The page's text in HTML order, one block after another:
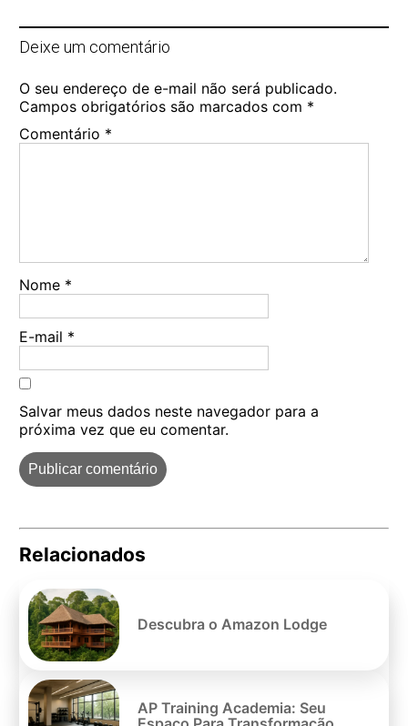
Deixe um comentário
O seu endereço de e-mail não será publicado.
Campos obrigatórios são marcados com *
Comentário *
Nome *
E-mail *
Salvar meus dados neste navegador para a
próxima vez que eu comentar.
Relacionados
Descubra o Amazon Lodge
AP Training Academia: Seu